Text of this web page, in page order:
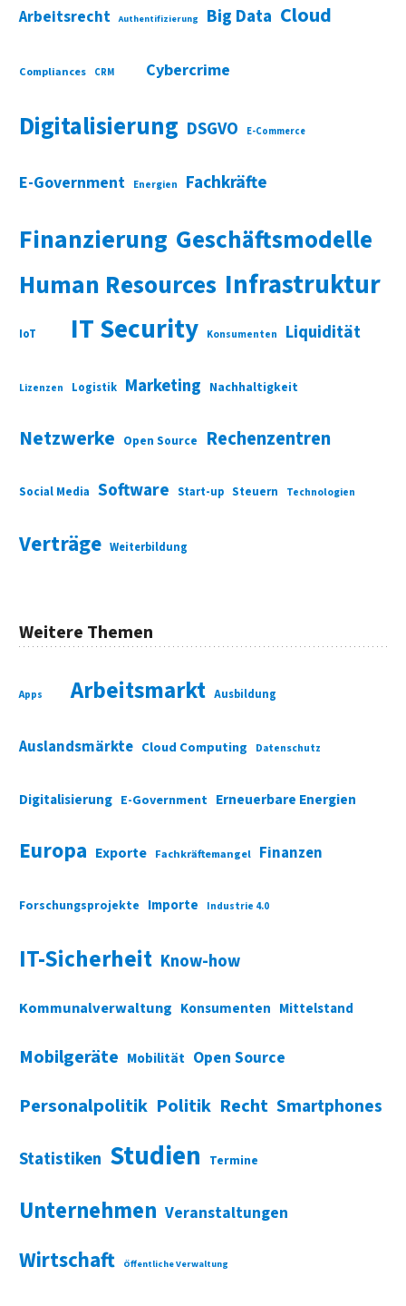
Arbeitsrecht Authentifizierung Big Data Cloud
Compliances CRM Cybercrime
Digitalisierung DSGVO E-Commerce
E-Government Energien Fachkräfte
Finanzierung Geschäftsmodelle
Human Resources Infrastruktur
IoT IT Security Konsumenten Liquidität
Lizenzen Logistik Marketing Nachhaltigkeit
Netzwerke Open Source Rechenzentren
Social Media Software Start-up Steuern Technologien
Verträge Weiterbildung
Weitere Themen
Apps Arbeitsmarkt Ausbildung
Auslandsmärkte Cloud Computing Datenschutz
Digitalisierung E-Government Erneuerbare Energien
Europa Exporte Fachkräftemangel Finanzen
Forschungsprojekte Importe Industrie 4.0
IT-Sicherheit Know-how
Kommunalverwaltung Konsumenten Mittelstand
Mobilgeräte Mobilität Open Source
Personalpolitik Politik Recht Smartphones
Statistiken Studien Termine
Unternehmen Veranstaltungen
Wirtschaft Öffentliche Verwaltung